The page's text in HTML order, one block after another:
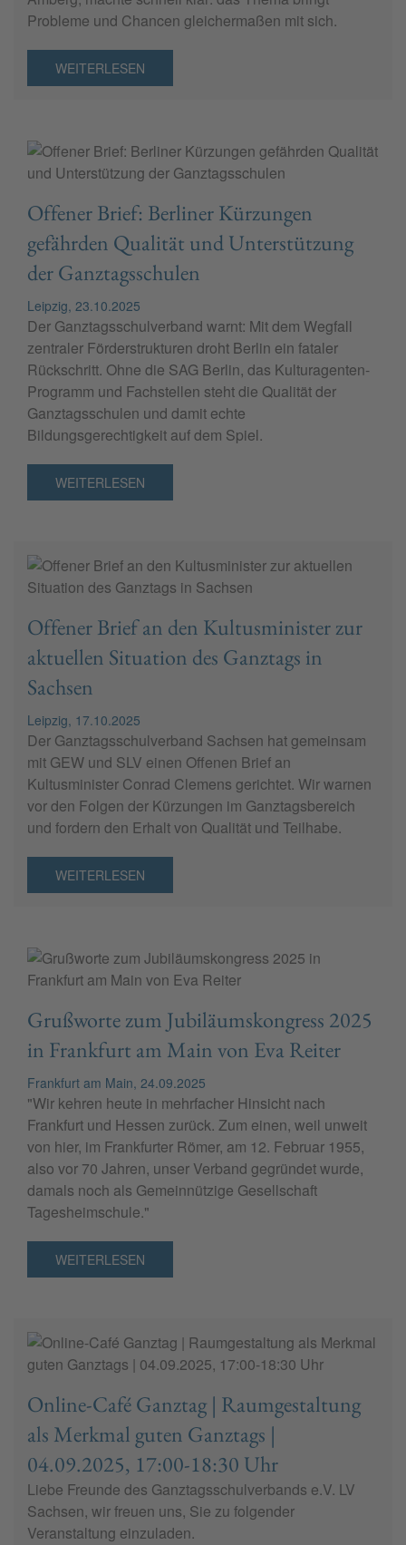
Probleme und Chancen gleichermaßen mit sich.
WEITERLESEN
Offener Brief: Berliner Kürzungen
gefährden Qualität und Unterstützung
der Ganztagsschulen
Leipzig, 23.10.2025
Der Ganztagsschulverband warnt: Mit dem Wegfall
zentraler Förderstrukturen droht Berlin ein fataler
Rückschritt. Ohne die SAG Berlin, das Kulturagenten-
Programm und Fachstellen steht die Qualität der
Ganztagsschulen und damit echte
Bildungsgerechtigkeit auf dem Spiel.
WEITERLESEN
Offener Brief an den Kultusminister zur
aktuellen Situation des Ganztags in
Sachsen
Leipzig, 17.10.2025
Der Ganztagsschulverband Sachsen hat gemeinsam
mit GEW und SLV einen Offenen Brief an
Kultusminister Conrad Clemens gerichtet. Wir warnen
vor den Folgen der Kürzungen im Ganztagsbereich
und fordern den Erhalt von Qualität und Teilhabe.
WEITERLESEN
Grußworte zum Jubiläumskongress 2025
in Frankfurt am Main von Eva Reiter
Frankfurt am Main, 24.09.2025
"Wir kehren heute in mehrfacher Hinsicht nach
Frankfurt und Hessen zurück. Zum einen, weil unweit
von hier, im Frankfurter Römer, am 12. Februar 1955,
also vor 70 Jahren, unser Verband gegründet wurde,
damals noch als Gemeinnützige Gesellschaft
Tagesheimschule."
WEITERLESEN
Online-Café Ganztag | Raumgestaltung
als Merkmal guten Ganztags |
04.09.2025, 17:00-18:30 Uhr
Liebe Freunde des Ganztagsschulverbands e.V. LV
Sachsen, wir freuen uns, Sie zu folgender
Veranstaltung einzuladen.